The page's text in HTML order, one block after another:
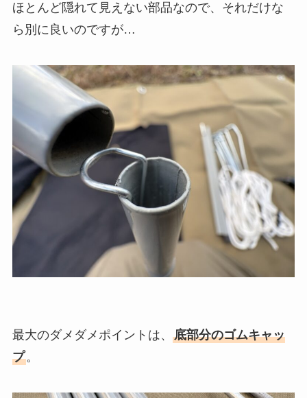
ほとんど隠れて見えない部品なので、それだけな
ら別に良いのですが…
最大のダメダメポイントは、 底部分のゴムキャッ
プ。